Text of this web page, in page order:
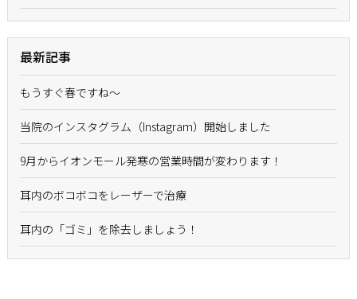
最新記事
もうすぐ春ですね〜
当院のインスタグラム（Instagram）開始しました
9月からイオンモール発寒の営業時間が変わります！
耳内のボコボコをレーザーで治療
耳内の「ゴミ」を除去しましょう！